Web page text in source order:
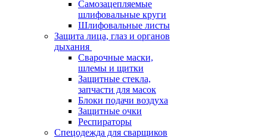
Самозацепляемые
шлифовальные круги
Шлифовальные листы
Защита лица, глаз и органов
дыхания
Сварочные маски,
шлемы и щитки
Защитные стекла,
запчасти для масок
Блоки подачи воздуха
Защитные очки
Респираторы
Спецодежда для сварщиков